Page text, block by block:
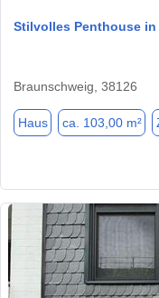
Stilvolles Penthouse
Braunschweig, 38126
Haus ca. 103,00 m²